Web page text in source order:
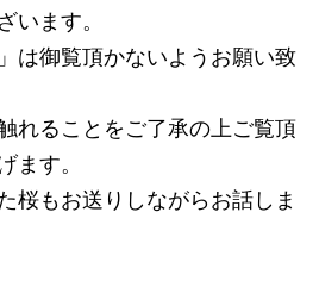
います。
は御覧頂かないようお願い致
れることをご了承の上ご覧頂
ます。
桜もお送りしながらお話しま